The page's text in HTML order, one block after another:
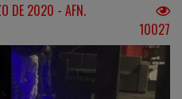
DE 2020 - AFN.
10027